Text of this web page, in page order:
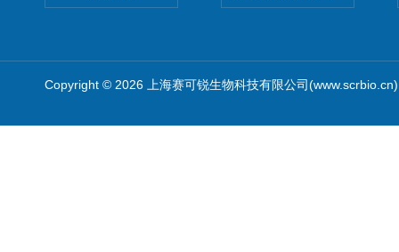
Copyright © 2026 上海赛可锐生物科技有限公司